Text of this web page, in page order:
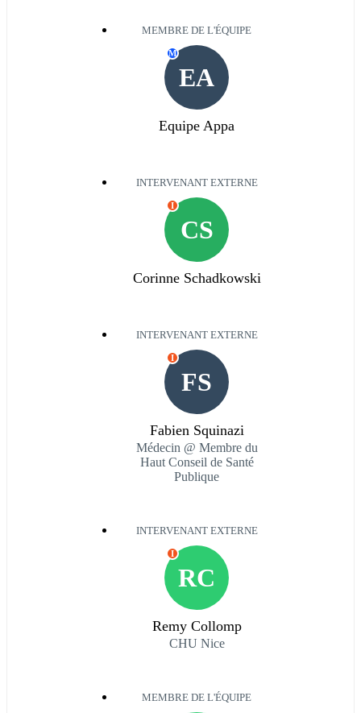
MEMBRE DE L'ÉQUIPE
EA
M
Equipe Appa
INTERVENANT EXTERNE
CS
I
Corinne Schadkowski
INTERVENANT EXTERNE
FS
I
Fabien Squinazi
Médecin @ Membre du
Haut Conseil de Santé
Publique
INTERVENANT EXTERNE
RC
I
Remy Collomp
CHU Nice
MEMBRE DE L'ÉQUIPE